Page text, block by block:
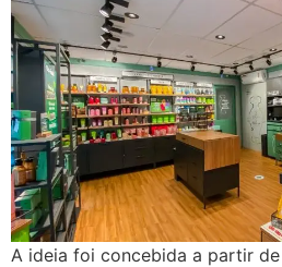
A ideia foi concebida a partir